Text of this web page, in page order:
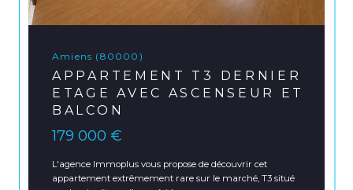
Amiens (80000)
APPARTEMENT T3 DERNIER
ETAGE AVEC ASCENSEUR ET
BALCON
179 000 €
L'agence Immoplus vous propose de découvrir cet
appartement extrêmement rare sur le marché, T3 situé